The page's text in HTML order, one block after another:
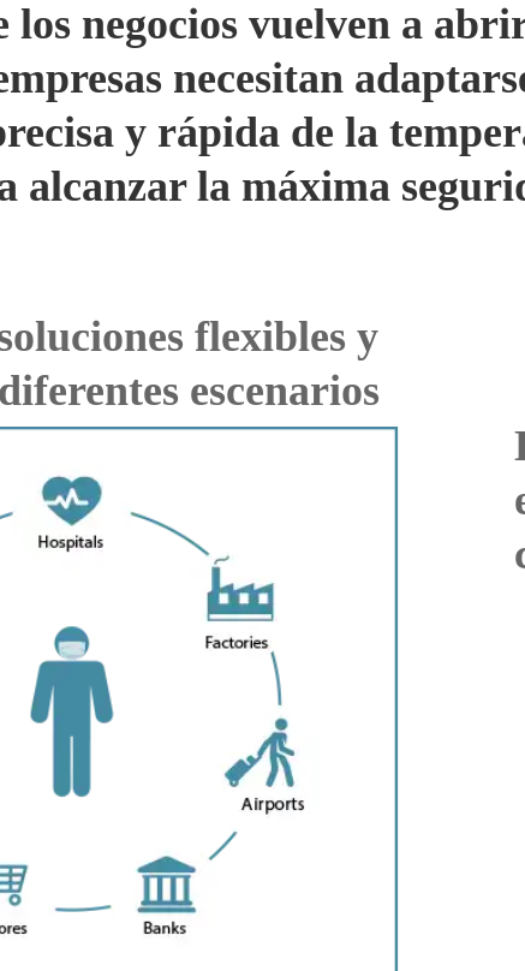
los negocios vuelven a
necesitan
y rápida de la
alcanzar la máxima
flexibles y
escenarios